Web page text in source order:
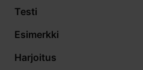
Testi
Esimerkki
Harjoitus